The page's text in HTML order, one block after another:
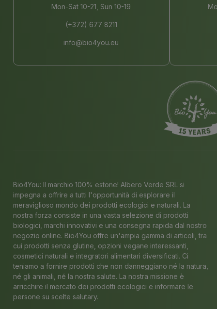
Mon-Sat 10-21, Sun 10-19
(+372) 677 8211
info@bio4you.eu
Bio4You: Il marchio 100% estone! Albero Verde SRL si
impegna a offrire a tutti l'opportunità di esplorare il
meraviglioso mondo dei prodotti ecologici e naturali. La
nostra forza consiste in una vasta selezione di prodotti
biologici, marchi innovativi e una consegna rapida dal nostro
negozio online. Bio4You offre un'ampia gamma di articoli, tra
cui prodotti senza glutine, opzioni vegane interessanti,
cosmetici naturali e integratori alimentari diversificati. Ci
teniamo a fornire prodotti che non danneggiano né la natura,
né gli animali, né la nostra salute. La nostra missione è
arricchire il mercato dei prodotti ecologici e informare le
persone su scelte salutary.